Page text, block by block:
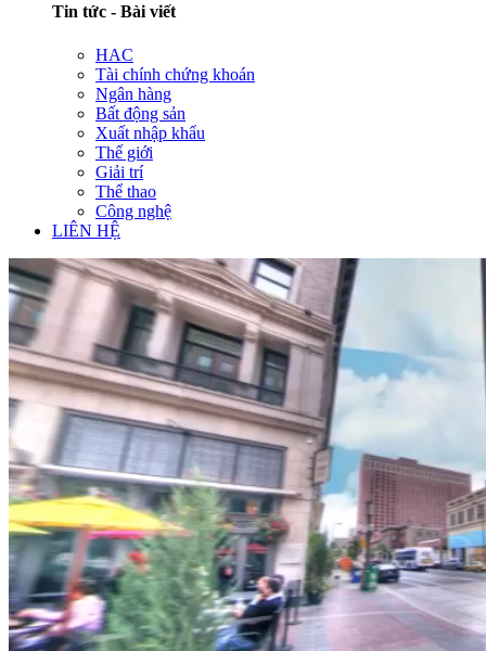
Tin tức - Bài viết
HAC
Tài chính chứng khoán
Ngân hàng
Bất động sản
Xuất nhập khẩu
Thế giới
Giải trí
Thể thao
Công nghệ
LIÊN HỆ